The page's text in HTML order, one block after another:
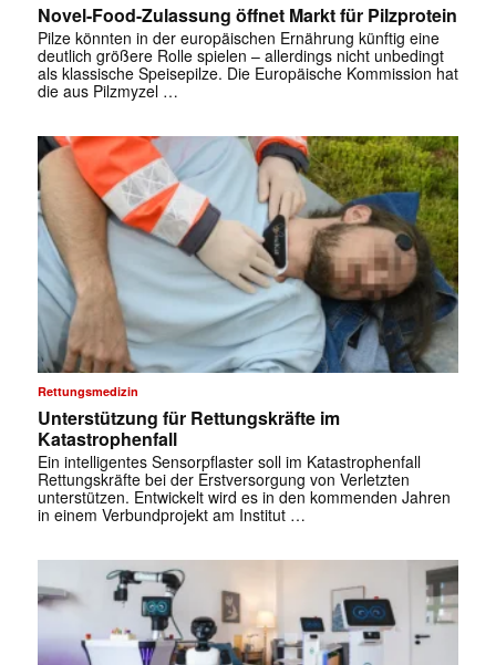
Novel-Food-Zulassung öffnet Markt für Pilzprotein
Pilze könnten in der europäischen Ernährung künftig eine
deutlich größere Rolle spielen – allerdings nicht unbedingt
als klassische Speisepilze. Die Europäische Kommission hat
die aus Pilzmyzel …
Rettungsmedizin
Unterstützung für Rettungskräfte im
Katastrophenfall
Ein intelligentes Sensorpflaster soll im Katastrophenfall
Rettungskräfte bei der Erstversorgung von Verletzten
unterstützen. Entwickelt wird es in den kommenden Jahren
in einem Verbundprojekt am Institut …